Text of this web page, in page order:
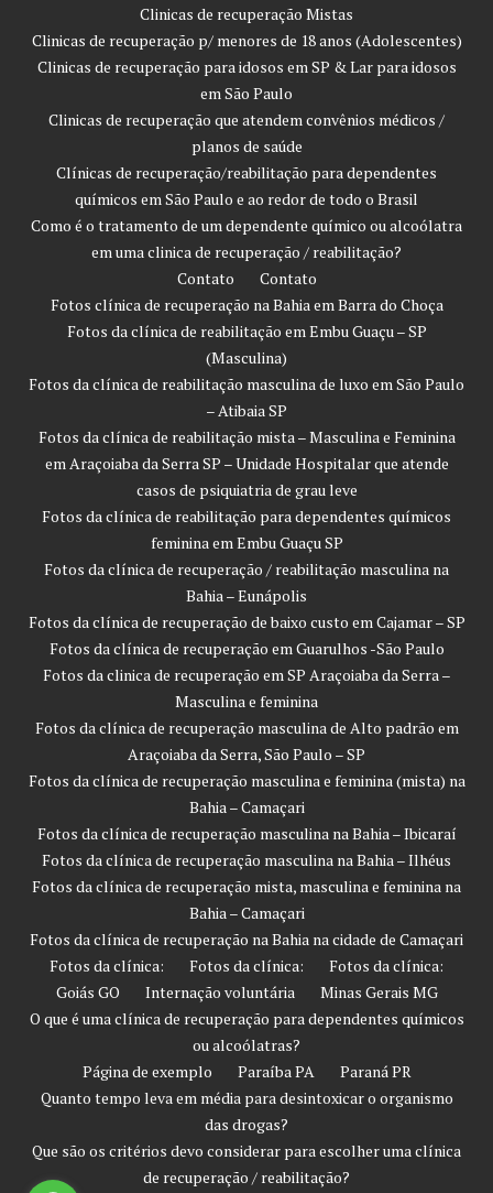
Clinicas de recuperação Mistas
Clinicas de recuperação p/ menores de 18 anos (Adolescentes)
Clinicas de recuperação para idosos em SP & Lar para idosos
em São Paulo
Clinicas de recuperação que atendem convênios médicos /
planos de saúde
Clínicas de recuperação/reabilitação para dependentes
químicos em São Paulo e ao redor de todo o Brasil
Como é o tratamento de um dependente químico ou alcoólatra
em uma clinica de recuperação / reabilitação?
Contato
Contato
Fotos clínica de recuperação na Bahia em Barra do Choça
Fotos da clínica de reabilitação em Embu Guaçu – SP
(Masculina)
Fotos da clínica de reabilitação masculina de luxo em São Paulo
– Atibaia SP
Fotos da clínica de reabilitação mista – Masculina e Feminina
em Araçoiaba da Serra SP – Unidade Hospitalar que atende
casos de psiquiatria de grau leve
Fotos da clínica de reabilitação para dependentes químicos
feminina em Embu Guaçu SP
Fotos da clínica de recuperação / reabilitação masculina na
Bahia – Eunápolis
Fotos da clínica de recuperação de baixo custo em Cajamar – SP
Fotos da clínica de recuperação em Guarulhos -São Paulo
Fotos da clinica de recuperação em SP Araçoiaba da Serra –
Masculina e feminina
Fotos da clínica de recuperação masculina de Alto padrão em
Araçoiaba da Serra, São Paulo – SP
Fotos da clínica de recuperação masculina e feminina (mista) na
Bahia – Camaçari
Fotos da clínica de recuperação masculina na Bahia – Ibicaraí
Fotos da clínica de recuperação masculina na Bahia – Ilhéus
Fotos da clínica de recuperação mista, masculina e feminina na
Bahia – Camaçari
Fotos da clínica de recuperação na Bahia na cidade de Camaçari
Fotos da clínica:
Fotos da clínica:
Fotos da clínica:
Goiás GO
Internação voluntária
Minas Gerais MG
O que é uma clínica de recuperação para dependentes químicos
ou alcoólatras?
Página de exemplo
Paraíba PA
Paraná PR
Quanto tempo leva em média para desintoxicar o organismo
das drogas?
Que são os critérios devo considerar para escolher uma clínica
de recuperação / reabilitação?